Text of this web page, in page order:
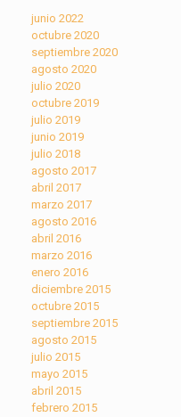
junio 2022
octubre 2020
septiembre 2020
agosto 2020
julio 2020
octubre 2019
julio 2019
junio 2019
julio 2018
agosto 2017
abril 2017
marzo 2017
agosto 2016
abril 2016
marzo 2016
enero 2016
diciembre 2015
octubre 2015
septiembre 2015
agosto 2015
julio 2015
mayo 2015
abril 2015
febrero 2015